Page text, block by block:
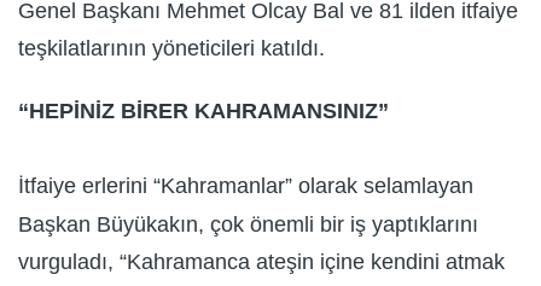
Genel Başkanı Mehmet Olcay Bal ve 81 ilden itfaiye
teşkilatlarının yöneticileri katıldı.
“HEPİNİZ BİRER KAHRAMANSINIZ”
İtfaiye erlerini “Kahramanlar” olarak selamlayan
Başkan Büyükakın, çok önemli bir iş yaptıklarını
vurguladı, “Kahramanca ateşin içine kendini atmak